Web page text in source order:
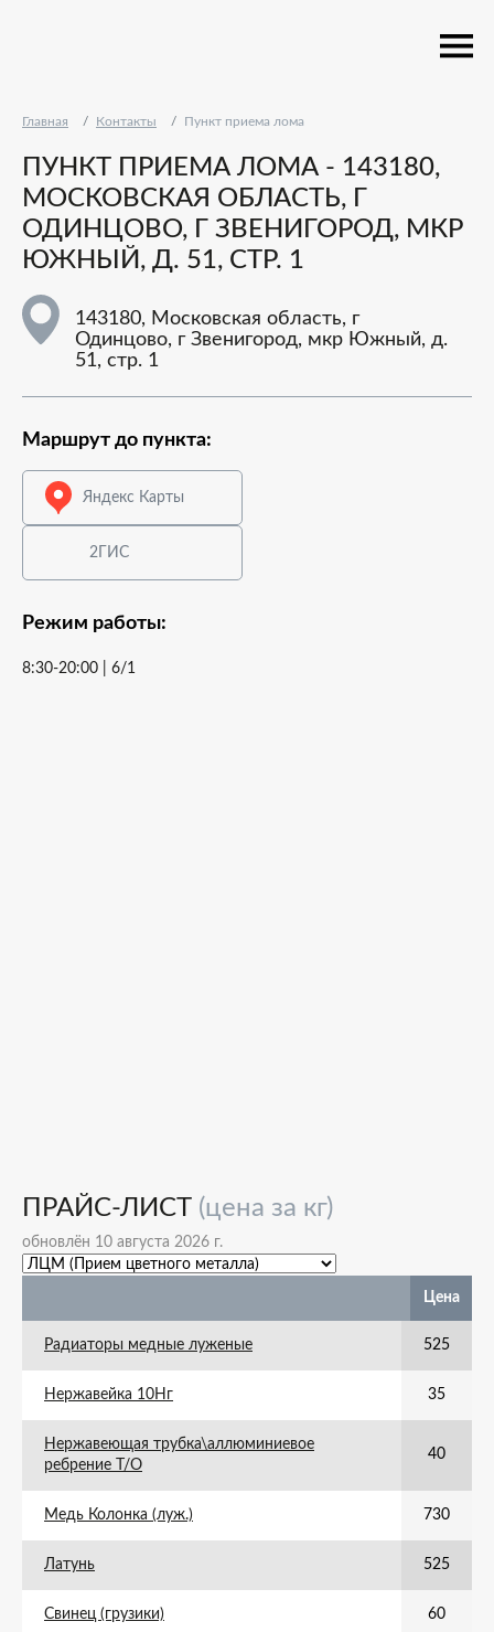
Главная Контакты Пункт приема лома
ПУНКТ ПРИЕМА ЛОМА - 143180,
МОСКОВСКАЯ ОБЛАСТЬ, Г
ОДИНЦОВО, Г ЗВЕНИГОРОД, МКР
ЮЖНЫЙ, Д. 51, СТР. 1
143180, Московская область, г
Одинцово, г Звенигород, мкр Южный, д.
51, стр. 1
Маршрут до пункта:
Яндекс Карты
2ГИС
Режим работы:
8:30-20:00 | 6/1
ПРАЙС-ЛИСТ (цена за кг)
обновлён 10 августа 2026 г.
Цена
Радиаторы медные луженые 525
Нержавейка 10Нг 35
Нержавеющая трубка\аллюминиевое
ребрение Т/О
40
Медь Колонка (луж.) 730
Латунь 525
Свинец (грузики) 60